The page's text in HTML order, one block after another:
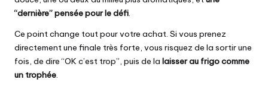
“dernière” pensée pour le défi.
Ce point change tout pour votre achat. Si vous prenez
directement une finale très forte, vous risquez de la sortir une
fois, de dire “OK c’est trop”, puis de la laisser au frigo comme
un trophée.